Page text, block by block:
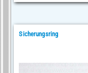
Sicherungsring